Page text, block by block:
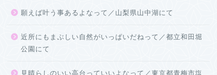
願えば叶う事あるよなって／山梨県山中湖にて
近所にもまぶしい自然がいっぱいだねって／都立和田堀
公園にて
見晴らしのいい高台っていいよなって／東京都青梅市塩